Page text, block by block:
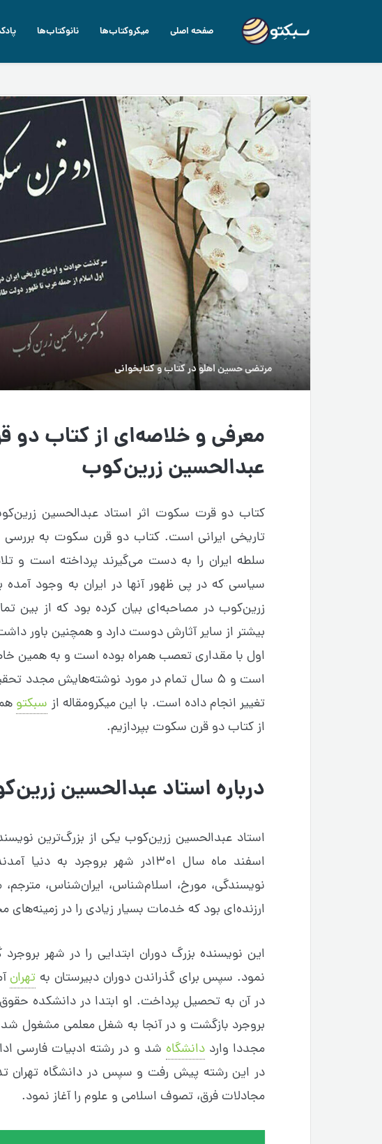
صفحه اصلی میکروکتاب‌ها نانوکتاب‌ها
مرتضی حسین اهلودرکتاب و کتابخوانی
معرفی و خلاصه‌ای از کتاب دو
عبدالحسین زرین‌کوب
کتاب دو قرت سکوت اثر استاد عبدالحسین
تاریخی ایرانی است. کتاب دو قرن سکوت به بررسی
سلطه ایران را به دست می‌گیرند پرداخته است و
سیاسی که در پی ظهور آنها در ایران به وجود آمده
زرین‌کوب در مصاحبه‌ای بیان کرده بود که از بین
بیشتر از سایر آثارش دوست دارد و همچنین باور
اول با مقداری تعصب همراه بوده است و به همین
است و ۵ سال تمام در مورد نوشته‌هایش مجدد
تغییر انجام داده است. با این میکرومقاله از سبکتو
از کتاب دو قرن سکوت بپردازیم.
درباره استاد عبدالحسین
اسفند ماه سال ۱۳۰۱در شهر بروجرد
نویسندگی، مورخ، اسلام‌شناس، ایران‌شناس،
ارزنده‌ای بود که خدمات بسیار زیادی را در
این نویسنده بزرگ دوران ابتدایی را در شهر
نمود. سپس برای گذراندن دوران دبیرستان به تهران
در آن به تحصیل پرداخت. او ابتدا در دانشکده
بروجرد بازگشت و در آنجا به شغل معلمی مشغول
مجددا وارددانشگاه شد و در رشته ادبیات فارسی
در این رشته پیش رفت و سپس در دانشگاه تهران
مجادلات فرق، تصوف اسلامی و علوم را آغاز نمود.